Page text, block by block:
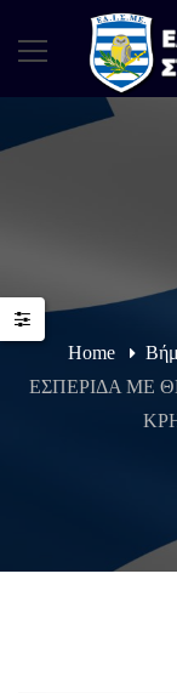
Home
ΕΣΠΕΡΙΔΑ ΜΕ